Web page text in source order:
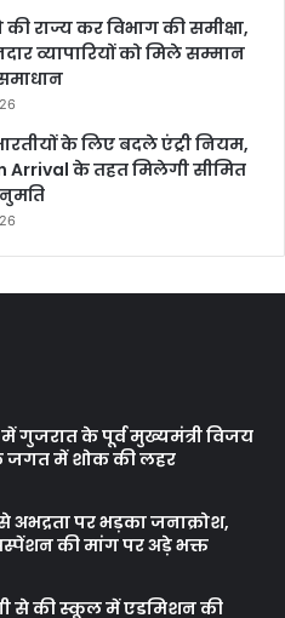
की राज्य कर विभाग की समीक्षा,
व्यापारियों को मिले सम्मान
के लिए बदले एंट्री नियम,
Arrival के तहत मिलेगी सीमित
गुजरात के पूर्व मुख्यमंत्री विजय
जगत में शोक की लहर
पर भड़का जनाक्रोश,
की मांग पर अड़े भक्त
से की स्कूल में एडमिशन की